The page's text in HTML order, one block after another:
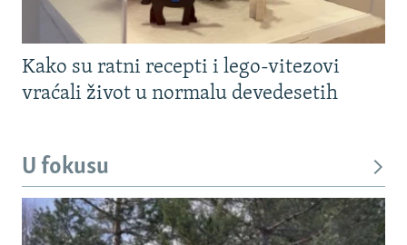
Kako su ratni recepti i lego-vitezovi
vraćali život u normalu devedesetih
U fokusu